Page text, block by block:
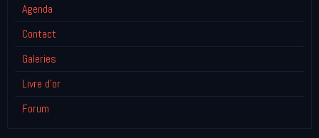
Agenda
Contact
Galeries
Livre d'or
Forum